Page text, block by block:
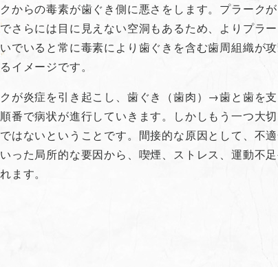
からの毒素が歯ぐき側に悪さをします。プラーク
さらには目に見えない空洞もあるため、よりプラ
でいると常に毒素により歯ぐきを含む歯周組織が
イメージです。
が炎症を引き起こし、歯ぐき（歯肉）→歯と歯を
番で病状が進行していきます。しかしもう一つ大
はないということです。間接的な原因として、不
った局所的な要因から、喫煙、ストレス、運動不
ます。